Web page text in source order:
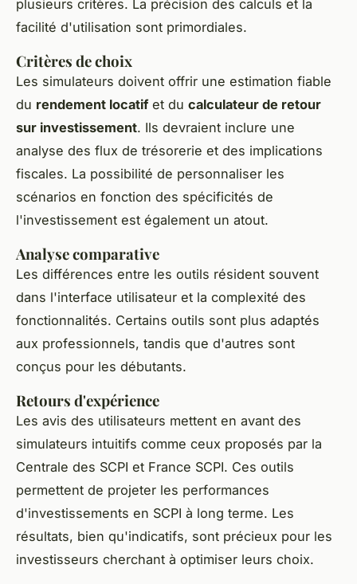
plusieurs critères. La précision des calculs et la
facilité d'utilisation sont primordiales.
Critères de choix
Les simulateurs doivent offrir une estimation fiable
du rendement locatifet du calculateur de retour
sur investissement. Ils devraient inclure une
analyse des flux de trésorerie et des implications
fiscales. La possibilité de personnaliser les
scénarios en fonction des spécificités de
l'investissement est également un atout.
Analyse comparative
Les différences entre les outils résident souvent
dans l'interface utilisateur et la complexité des
fonctionnalités. Certains outils sont plus adaptés
aux professionnels, tandis que d'autres sont
conçus pour les débutants.
Retours d'expérience
Les avis des utilisateurs mettent en avant des
simulateurs intuitifs comme ceux proposés par la
Centrale des SCPI et France SCPI. Ces outils
permettent de projeter les performances
d'investissements en SCPI à long terme. Les
résultats, bien qu'indicatifs, sont précieux pour les
investisseurs cherchant à optimiser leurs choix.